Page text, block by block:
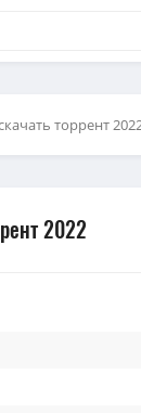
торрент
2022